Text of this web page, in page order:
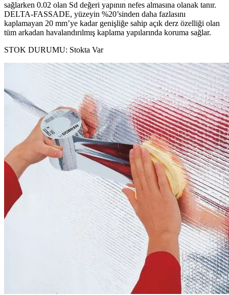
sağlarken 0.02 olan Sd değeri yapının nefes almasına olanak tanır.
DELTA-FASSADE, yüzeyin %20’sinden daha fazlasını
kaplamayan 20 mm’ye kadar genişliğe sahip açık derz özelliği olan
tüm arkadan havalandırılmış kaplama yapılarında koruma sağlar.
STOK DURUMU: Stokta Var